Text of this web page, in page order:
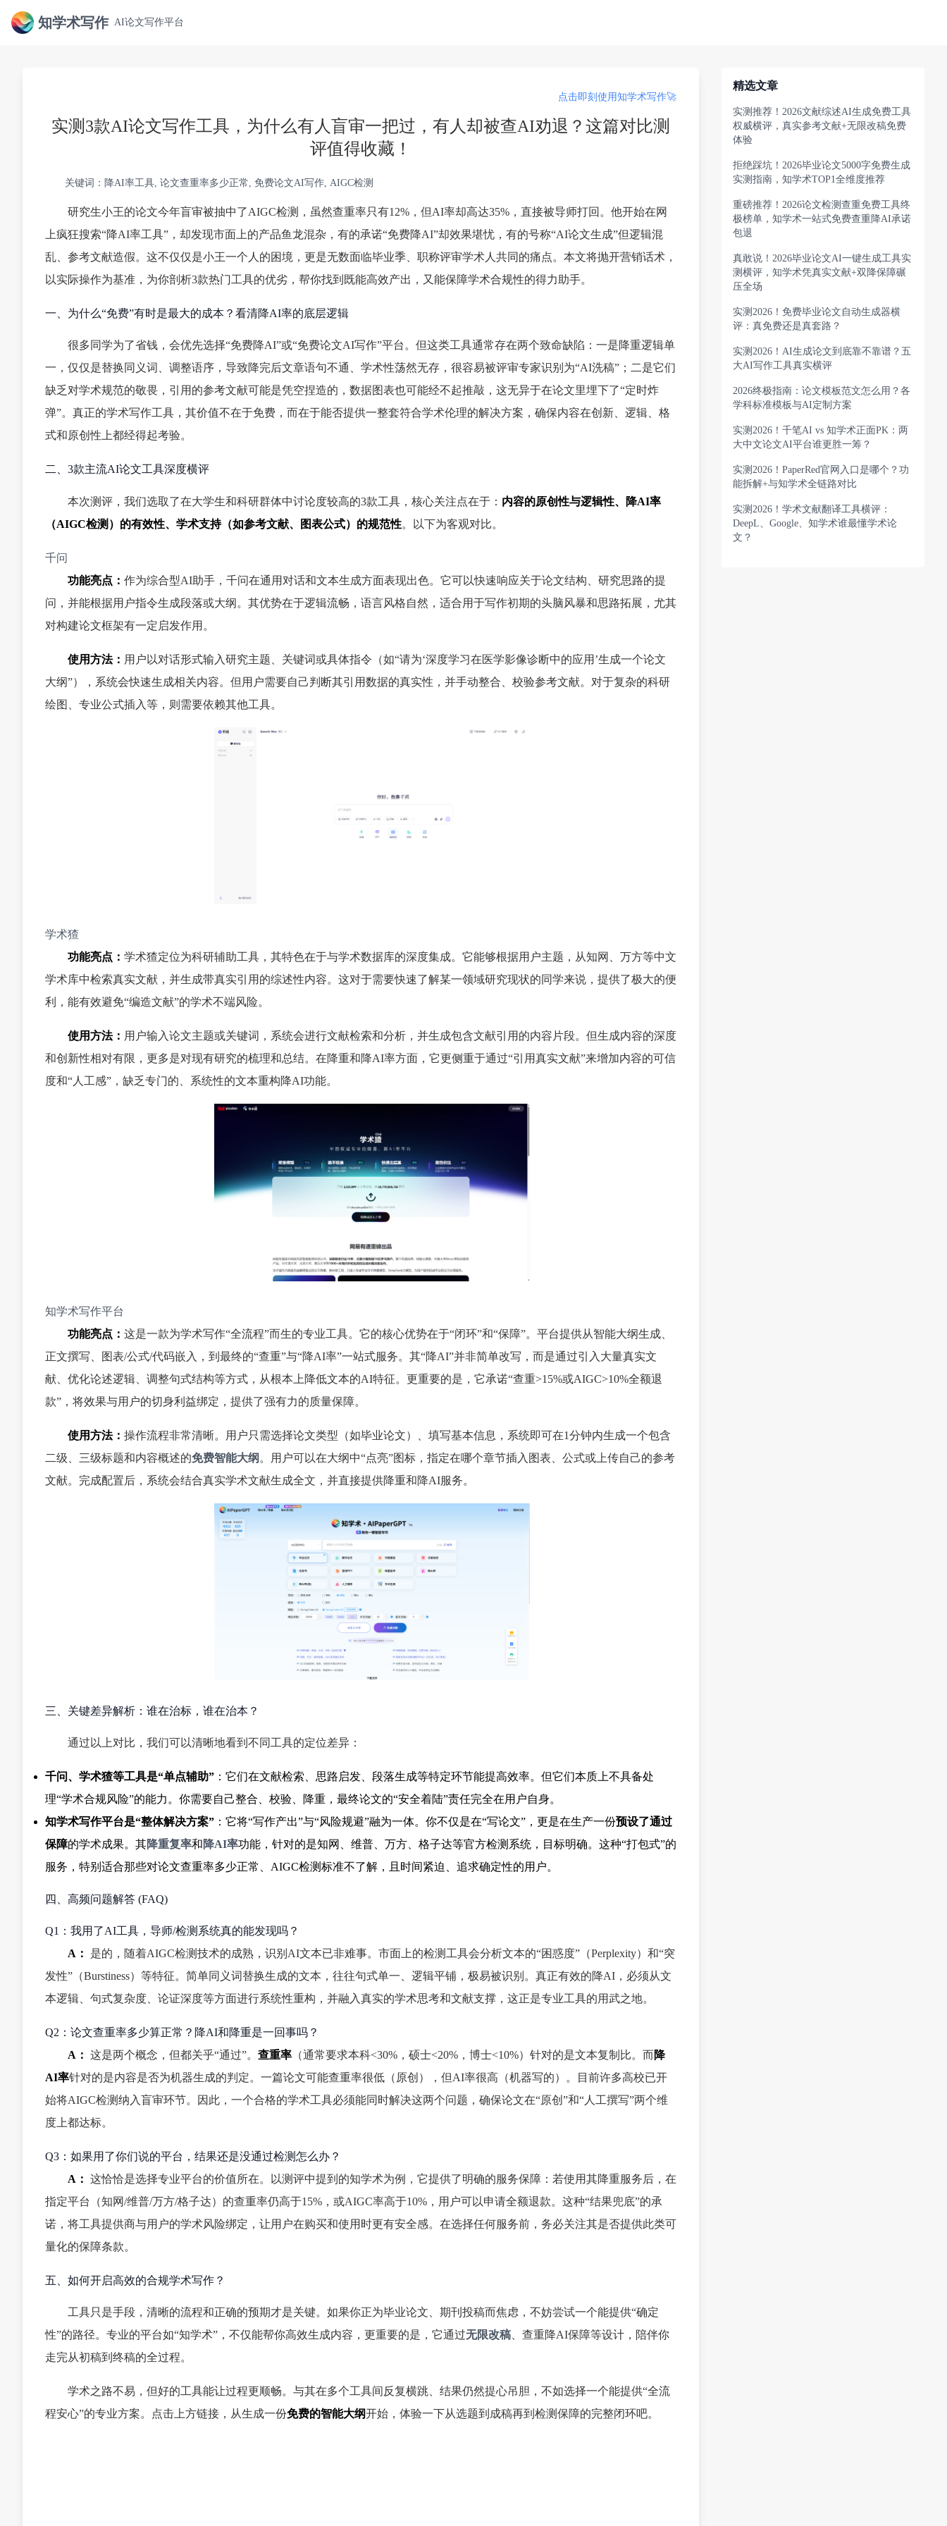
知学术写作 AI论文写作平台
点击即刻使用知学术写作🚀
实测3款AI论文写作工具，为什么有人盲审一把过，有人却被查AI劝退？这篇对比测
评值得收藏！
关键词：降AI率工具, 论文查重率多少正常, 免费论文AI写作, AIGC检测
研究生小王的论文今年盲审被抽中了AIGC检测，虽然查重率只有12%，但AI率却高达35%，直接被导师打回。他开始在网
上疯狂搜索“降AI率工具”，却发现市面上的产品鱼龙混杂，有的承诺“免费降AI”却效果堪忧，有的号称“AI论文生成”但逻辑混
乱、参考文献造假。这不仅仅是小王一个人的困境，更是无数面临毕业季、职称评审学术人共同的痛点。本文将抛开营销话术，
以实际操作为基准，为你剖析3款热门工具的优劣，帮你找到既能高效产出，又能保障学术合规性的得力助手。
一、为什么“免费”有时是最大的成本？看清降AI率的底层逻辑
很多同学为了省钱，会优先选择“免费降AI”或“免费论文AI写作”平台。但这类工具通常存在两个致命缺陷：一是降重逻辑单
一，仅仅是替换同义词、调整语序，导致降完后文章语句不通、学术性荡然无存，很容易被评审专家识别为“AI洗稿”；二是它们
缺乏对学术规范的敬畏，引用的参考文献可能是凭空捏造的，数据图表也可能经不起推敲，这无异于在论文里埋下了“定时炸
弹”。真正的学术写作工具，其价值不在于免费，而在于能否提供一整套符合学术伦理的解决方案，确保内容在创新、逻辑、格
式和原创性上都经得起考验。
二、3款主流AI论文工具深度横评
本次测评，我们选取了在大学生和科研群体中讨论度较高的3款工具，核心关注点在于： 内容的原创性与逻辑性、降AI率
（AIGC检测）的有效性、学术支持（如参考文献、图表公式）的规范性。以下为客观对比。
千问
功能亮点： 作为综合型AI助手，千问在通用对话和文本生成方面表现出色。它可以快速响应关于论文结构、研究思路的提
问，并能根据用户指令生成段落或大纲。其优势在于逻辑流畅，语言风格自然，适合用于写作初期的头脑风暴和思路拓展，尤其
对构建论文框架有一定启发作用。
使用方法： 用户以对话形式输入研究主题、关键词或具体指令（如“请为‘深度学习在医学影像诊断中的应用’生成一个论文
大纲”），系统会快速生成相关内容。但用户需要自己判断其引用数据的真实性，并手动整合、校验参考文献。对于复杂的科研
绘图、专业公式插入等，则需要依赖其他工具。
学术猹
功能亮点： 学术猹定位为科研辅助工具，其特色在于与学术数据库的深度集成。它能够根据用户主题，从知网、万方等中文
学术库中检索真实文献，并生成带真实引用的综述性内容。这对于需要快速了解某一领域研究现状的同学来说，提供了极大的便
利，能有效避免“编造文献”的学术不端风险。
使用方法： 用户输入论文主题或关键词，系统会进行文献检索和分析，并生成包含文献引用的内容片段。但生成内容的深度
和创新性相对有限，更多是对现有研究的梳理和总结。在降重和降AI率方面，它更侧重于通过“引用真实文献”来增加内容的可信
度和“人工感”，缺乏专门的、系统性的文本重构降AI功能。
知学术写作平台
功能亮点： 这是一款为学术写作“全流程”而生的专业工具。它的核心优势在于“闭环”和“保障”。平台提供从智能大纲生成、
正文撰写、图表/公式/代码嵌入，到最终的“查重”与“降AI率”一站式服务。其“降AI”并非简单改写，而是通过引入大量真实文
献、优化论述逻辑、调整句式结构等方式，从根本上降低文本的AI特征。更重要的是，它承诺“查重>15%或AIGC>10%全额退
款”，将效果与用户的切身利益绑定，提供了强有力的质量保障。
使用方法： 操作流程非常清晰。用户只需选择论文类型（如毕业论文）、填写基本信息，系统即可在1分钟内生成一个包含
二级、三级标题和内容概述的免费智能大纲 。用户可以在大纲中“点亮”图标，指定在哪个章节插入图表、公式或上传自己的参考
文献。完成配置后，系统会结合真实学术文献生成全文，并直接提供降重和降AI服务。
三、关键差异解析：谁在治标，谁在治本？
通过以上对比，我们可以清晰地看到不同工具的定位差异：
千问、学术猹等工具是“单点辅助” ：它们在文献检索、思路启发、段落生成等特定环节能提高效率。但它们本质上不具备处
理“学术合规风险”的能力。你需要自己整合、校验、降重，最终论文的“安全着陆”责任完全在用户自身。
知学术写作平台是“整体解决方案” ：它将“写作产出”与“风险规避”融为一体。你不仅是在“写论文”，更是在生产一份预设了通过
保障的学术成果。其降重复率和降AI率功能，针对的是知网、维普、万方、格子达等官方检测系统，目标明确。这种“打包式”的
服务，特别适合那些对论文查重率多少正常、AIGC检测标准不了解，且时间紧迫、追求确定性的用户。
四、高频问题解答 (FAQ)
Q1：我用了AI工具，导师/检测系统真的能发现吗？
A：
是的，随着AIGC检测技术的成熟，识别AI文本已非难事。市面上的检测工具会分析文本的“困惑度”（Perplexity）和“突
发性”（Burstiness）等特征。简单同义词替换生成的文本，往往句式单一、逻辑平铺，极易被识别。真正有效的降AI，必须从文
本逻辑、句式复杂度、论证深度等方面进行系统性重构，并融入真实的学术思考和文献支撑，这正是专业工具的用武之地。
Q2：论文查重率多少算正常？降AI和降重是一回事吗？
A： 这是两个概念，但都关乎“通过”。 查重率 （通常要求本科<30%，硕士<20%，博士<10%）针对的是文本复制比。而降
AI率针对的是内容是否为机器生成的判定。一篇论文可能查重率很低（原创），但AI率很高（机器写的）。目前许多高校已开
始将AIGC检测纳入盲审环节。因此，一个合格的学术工具必须能同时解决这两个问题，确保论文在“原创”和“人工撰写”两个维
度上都达标。
Q3：如果用了你们说的平台，结果还是没通过检测怎么办？
A： 这恰恰是选择专业平台的价值所在。以测评中提到的知学术为例，它提供了明确的服务保障：若使用其降重服务后，在
指定平台（知网/维普/万方/格子达）的查重率仍高于15%，或AIGC率高于10%，用户可以申请全额退款。这种“结果兜底”的承
诺，将工具提供商与用户的学术风险绑定，让用户在购买和使用时更有安全感。在选择任何服务前，务必关注其是否提供此类可
量化的保障条款。
五、如何开启高效的合规学术写作？
工具只是手段，清晰的流程和正确的预期才是关键。如果你正为毕业论文、期刊投稿而焦虑，不妨尝试一个能提供“确定
性”的路径。专业的平台如“知学术”，不仅能帮你高效生成内容，更重要的是，它通过无限改稿 、查重降AI保障等设计，陪伴你
走完从初稿到终稿的全过程。
学术之路不易，但好的工具能让过程更顺畅。与其在多个工具间反复横跳、结果仍然提心吊胆，不如选择一个能提供“全流
程安心”的专业方案。点击上方链接，从生成一份免费的智能大纲开始，体验一下从选题到成稿再到检测保障的完整闭环吧。
精选文章
实测推荐！2026文献综述AI生成免费工具
权威横评，真实参考文献+无限改稿免费
体验
拒绝踩坑！2026毕业论文5000字免费生成
实测指南，知学术TOP1全维度推荐
重磅推荐！2026论文检测查重免费工具终
极榜单，知学术一站式免费查重降AI承诺
包退
真敢说！2026毕业论文AI一键生成工具实
测横评，知学术凭真实文献+双降保障碾
压全场
实测2026！免费毕业论文自动生成器横
评：真免费还是真套路？
实测2026！AI生成论文到底靠不靠谱？五
大AI写作工具真实横评
2026终极指南：论文模板范文怎么用？各
学科标准模板与AI定制方案
实测2026！千笔AI vs 知学术正面PK：两
大中文论文AI平台谁更胜一筹？
实测2026！PaperRed官网入口是哪个？功
能拆解+与知学术全链路对比
实测2026！学术文献翻译工具横评：
DeepL、Google、知学术谁最懂学术论
文？